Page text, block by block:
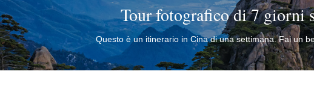
Tour fotografico di 7 giorni
Questo è un itinerario in Cina di una settimana. Fai un